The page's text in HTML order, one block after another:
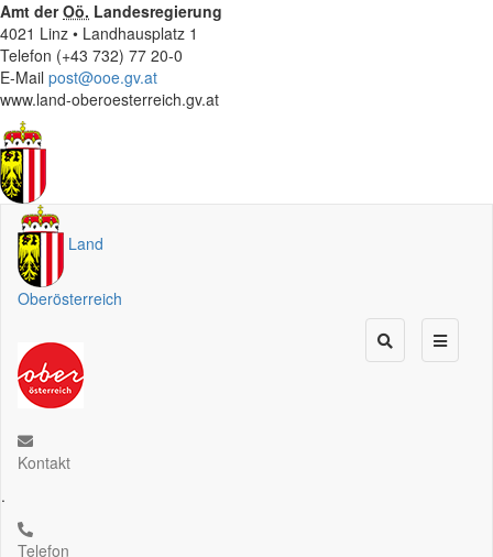
Amt derOö. Landesregierung
4021 Linz • Landhausplatz 1
Telefon (+43 732) 77 20-0
E-Mail post@ooe.gv.at
www.land-oberoesterreich.gv.at
Land
Oberösterreich
Kontakt
.
Telefon